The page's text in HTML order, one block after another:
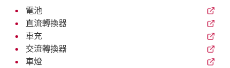
電池
直流轉換器
車充
交流轉換器
車燈